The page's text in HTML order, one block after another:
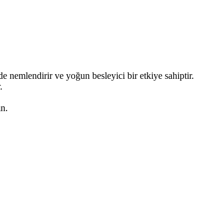
nemlendirir ve yoğun besleyici bir etkiye sahiptir.